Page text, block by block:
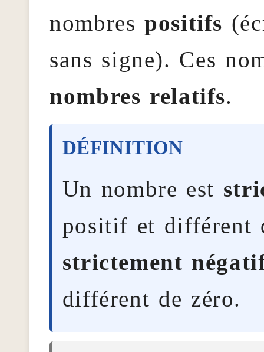
nombrespositifs
sans signe). Ces
nombres relatifs.
Un nombre est
positif et différent
strictement
différent de zéro.